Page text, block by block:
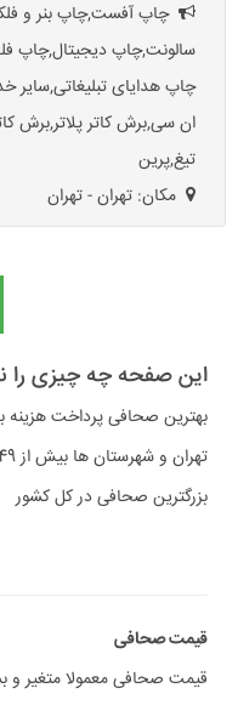
چاپ آفست,چاپ بنر و
چاپ هدایای
ان سی,برش کاتر پلاتر,برش
تیغ,پرین
مکان: تهران - تهران
این صفحه چه چیزی را
بهترین صحافی پرداخت هزینه
بزرگترین صحافی در کل کشور
قیمت صحافی
قیمت صحافی معمولا متغیر و